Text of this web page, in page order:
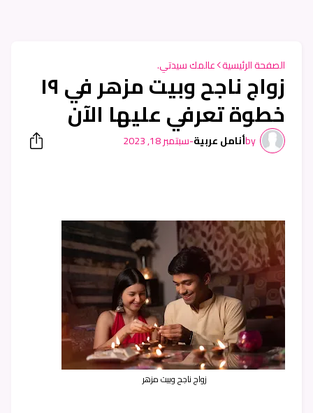
الصفحة الرئيسية عالمك سيدتي.
زواج ناجح وبيت مزهر في ١٩
خطوة تعرفي عليها الآن
byأنامل عربية-سبتمبر 18, 2023
زواج ناجح وبيت مزهر